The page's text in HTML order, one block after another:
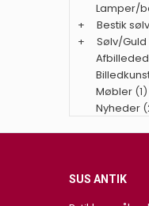
Lamper/
+
Bestik
+
Sølv/Guld
Møbler (1)
Nyheder
SUS ANTIK